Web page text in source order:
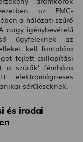
az EMC-
a hálózati szűrő
nagy igénybevételű
ügyfeleknek az
kell fontolóra
fejlett csillapítási
a szűrők’ fémháza
elektromágneses
sérüléseknek.
és irodai